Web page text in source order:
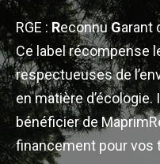
RGE : ReconnuGarant
Ce label récompense
respectueuses de
en matière
bénéficier de
financement pour vos